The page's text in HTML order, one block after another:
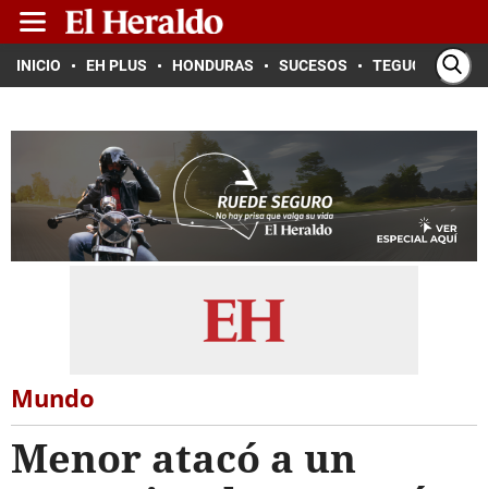
INICIO EH PLUS HONDURAS SUCESOS TEGUCIGALPA
Mundo
Menor atacó a un